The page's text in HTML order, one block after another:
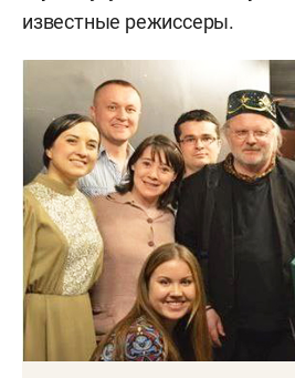
известные режиссеры.